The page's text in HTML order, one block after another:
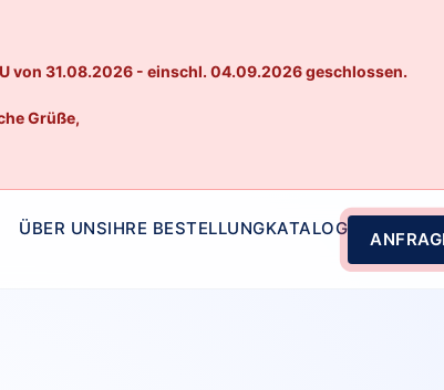
von 31.08.2026 - einschl. 04.09.2026 geschlossen.
Grüße,
ÜBER UNSIHRE BESTELLUNGKATALOG